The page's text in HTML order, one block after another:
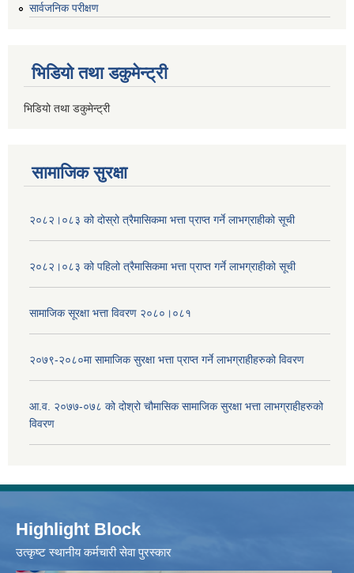
सार्वजनिक परीक्षण
भिडियो तथा डकुमेन्ट्री
भिडियो तथा डकुमेन्ट्री
सामाजिक सुरक्षा
२०८२।०८३ को दोस्रो त्रैमासिकमा भत्ता प्राप्‍त गर्ने लाभग्राहीको सूची
२०८२।०८३ को पहिलो त्रैमासिकमा भत्ता प्राप्‍त गर्ने लाभग्राहीको सूची
सामाजिक सूरक्षा भत्ता विवरण २०८०।०८१
२०७९-२०८०मा सामाजिक सुरक्षा भत्ता प्राप्त गर्ने लाभग्राहीहरुको विवरण
आ.व. २०७७-०७८ को दोश्रो चौमासिक सामाजिक सुरक्षा भत्ता लाभग्राहीहरुको
विवरण
Highlight Block
उत्‍कृष्ट स्थानीय कर्मचारी सेवा पुरस्कार